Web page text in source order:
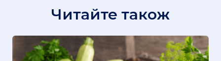
Читайте також